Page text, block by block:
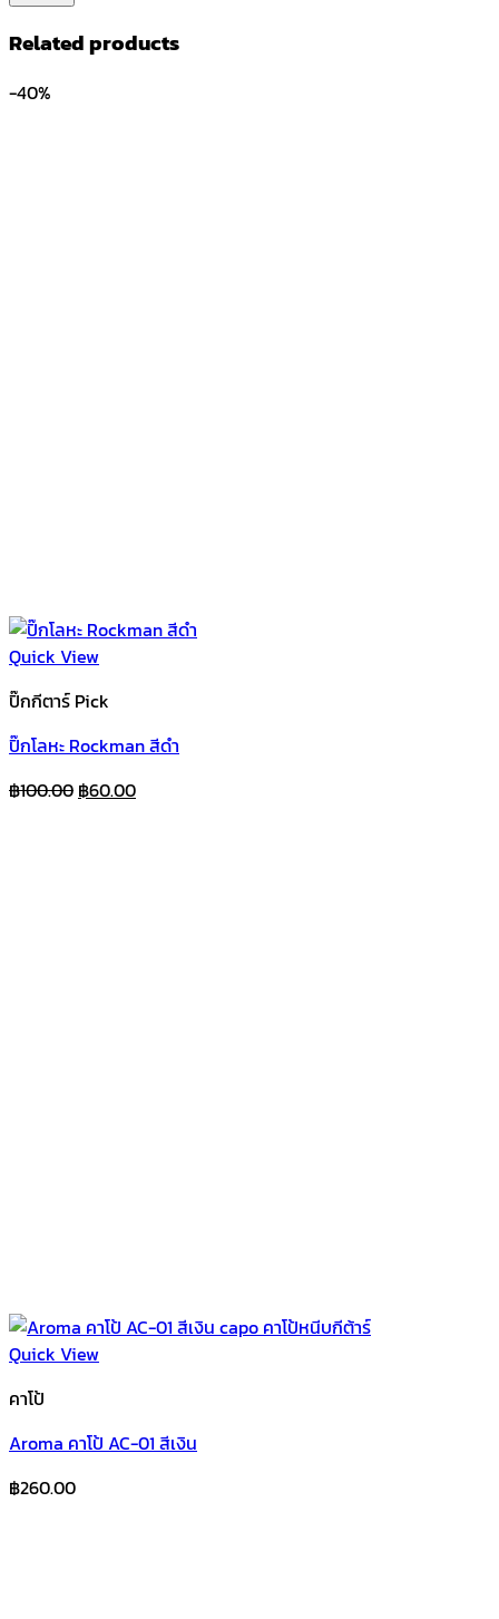
Related products
-40%
Quick View
ปิ๊กกีตาร์ Pick
ปิ๊กโลหะ Rockman สีดำ
฿100.00 Original
฿60.00Current
Quick View
คาโป้
Aroma คาโป้ AC-01 สีเงิน
฿260.00